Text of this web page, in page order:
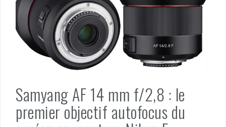
Samyang AF 14 mm f/2,8 : le
premier objectif autofocus du